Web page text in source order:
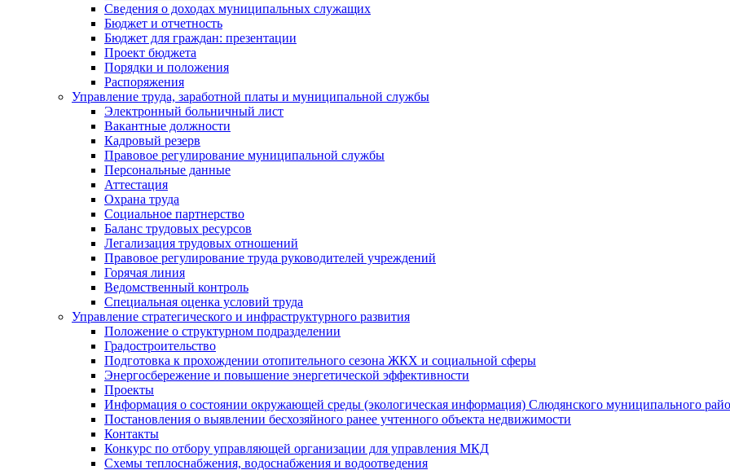
Сведения о доходах муниципальных служащих
Бюджет и отчетность
Бюджет для граждан: презентации
Проект бюджета
Порядки и положения
Распоряжения
Управление труда, заработной платы и муниципальной службы
Электронный больничный лист
Вакантные должности
Кадровый резерв
Правовое регулирование муниципальной службы
Персональные данные
Аттестация
Охрана труда
Социальное партнерство
Баланс трудовых ресурсов
Легализация трудовых отношений
Правовое регулирование труда руководителей учреждений
Горячая линия
Ведомственный контроль
Специальная оценка условий труда
Управление стратегического и инфраструктурного развития
Положение о структурном подразделении
Градостроительство
Подготовка к прохождении отопительного сезона ЖКХ и социальной сферы
Энергосбережение и повышение энергетической эффективности
Проекты
Информация о состоянии окружающей среды (экологическая информация) Слюдянского муниципального
Постановления о выявлении бесхозяйного ранее учтенного объекта недвижимости
Контакты
Конкурс по отбору управляющей организации для управления МКД
Схемы теплоснабжения, водоснабжения и водоотведения